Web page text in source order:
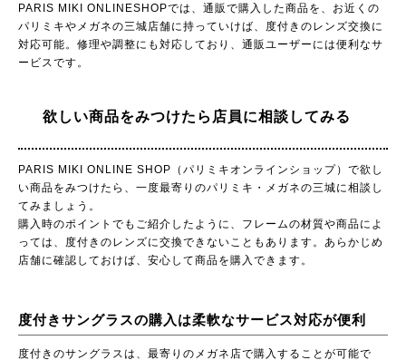
PARIS MIKI ONLINESHOPでは、通販で購入した商品を、お近くの
パリミキやメガネの三城店舗に持っていけば、度付きのレンズ交換に
対応可能。修理や調整にも対応しており、通販ユーザーには便利なサ
ービスです。
欲しい商品をみつけたら店員に相談してみる
PARIS MIKI ONLINE SHOP（パリミキオンラインショップ）で欲し
い商品をみつけたら、一度最寄りのパリミキ・メガネの三城に相談し
てみましょう。
購入時のポイントでもご紹介したように、フレームの材質や商品によ
っては、度付きのレンズに交換できないこともあります。あらかじめ
店舗に確認しておけば、安心して商品を購入できます。
度付きサングラスの購入は柔軟なサービス対応が便利
度付きのサングラスは、最寄りのメガネ店で購入することが可能で